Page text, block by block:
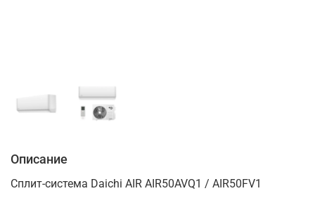
Описание
Сплит-система Daichi AIR AIR50AVQ1 / AIR50FV1